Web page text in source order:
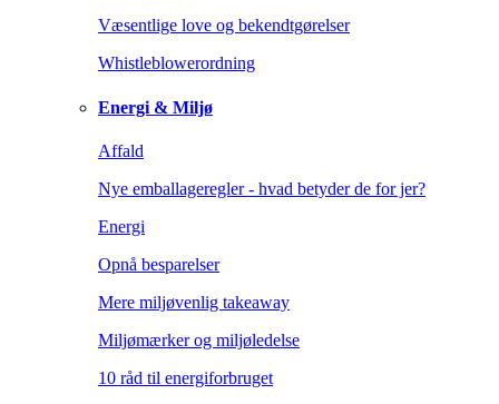
Væsentlige love og bekendtgørelser
Whistleblowerordning
Energi & Miljø
Affald
Nye emballageregler - hvad betyder de for jer?
Energi
Opnå besparelser
Mere miljøvenlig takeaway
Miljømærker og miljøledelse
10 råd til energiforbruget